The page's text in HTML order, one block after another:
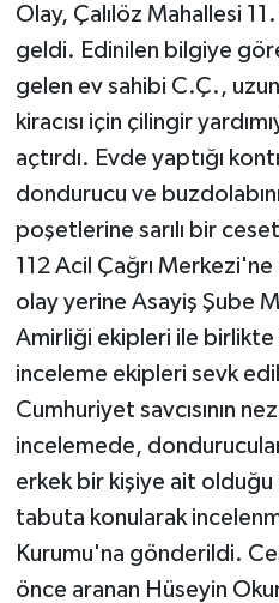
Olay, Çalılöz Mahallesi
geldi. Edinilen bilgiye
gelen ev sahibi C.Ç.,
kiracısı için çilingir
açtırdı. Evde yaptığı
dondurucu ve
poşetlerine sarılı bir
112 Acil Çağrı
olay yerine Asayiş Şube
Amirliği ekipleri ile birlikte
inceleme ekipleri sevk
Cumhuriyet savcısının
incelemede,
erkek bir kişiye ait
tabuta konularak
Kurumu'na gönderildi.
önce aranan Hüseyin